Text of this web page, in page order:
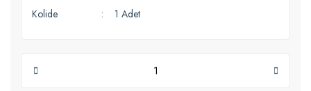
Kolide 1 Adet